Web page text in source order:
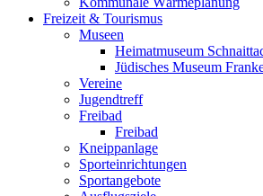
Freizeit & Tourismus
Museen
Heimatmuseum
Jüdisches Museum
Vereine
Jugendtreff
Freibad
Freibad
Kneippanlage
Sporteinrichtungen
Sportangebote